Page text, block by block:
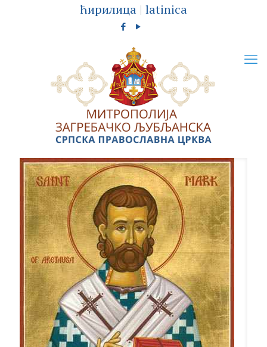
ћирилица | latinica